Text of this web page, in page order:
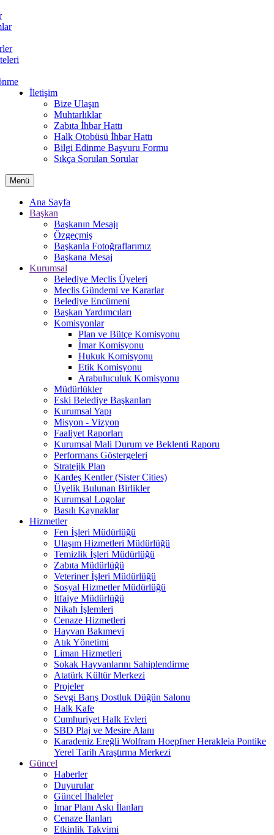
İletişim
Bize Ulaşın
Muhtarlıklar
Zabıta İhbar Hattı
Halk Otobüsü İhbar Hattı
Bilgi Edinme Başvuru Formu
Sıkça Sorulan Sorular
Menü
Ana Sayfa
Başkan
Başkanın Mesajı
Özgeçmiş
Başkanla Fotoğraflarımız
Başkana Mesaj
Kurumsal
Belediye Meclis Üyeleri
Meclis Gündemi ve Kararlar
Belediye Encümeni
Başkan Yardımcıları
Komisyonlar
Plan ve Bütçe Komisyonu
İmar Komisyonu
Hukuk Komisyonu
Etik Komisyonu
Arabuluculuk Komisyonu
Müdürlükler
Eski Belediye Başkanları
Kurumsal Yapı
Misyon - Vizyon
Faaliyet Raporları
Kurumsal Mali Durum ve Beklenti Raporu
Performans Göstergeleri
Stratejik Plan
Kardeş Kentler (Sister Cities)
Üyelik Bulunan Birlikler
Kurumsal Logolar
Basılı Kaynaklar
Hizmetler
Fen İşleri Müdürlüğü
Ulaşım Hizmetleri Müdürlüğü
Temizlik İşleri Müdürlüğü
Zabıta Müdürlüğü
Veteriner İşleri Müdürlüğü
Sosyal Hizmetler Müdürlüğü
İtfaiye Müdürlüğü
Nikah İşlemleri
Cenaze Hizmetleri
Hayvan Bakımevi
Atık Yönetimi
Liman Hizmetleri
Sokak Hayvanlarını Sahiplendirme
Atatürk Kültür Merkezi
Projeler
Sevgi Barış Dostluk Düğün Salonu
Halk Kafe
Cumhuriyet Halk Evleri
SBD Plaj ve Mesire Alanı
Karadeniz Ereğli Wolfram Hoepfner Herakleia Pontike
Yerel Tarih Araştırma Merkezi
Güncel
Haberler
Duyurular
Güncel İhaleler
İmar Planı Askı İlanları
Cenaze İlanları
Etkinlik Takvimi